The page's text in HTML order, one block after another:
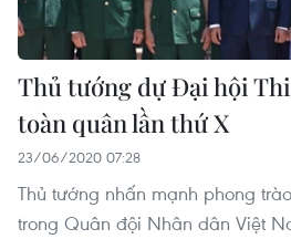
Thủ tướng dự Đại hội
toàn quân lần thứ X
23/06/2020 07:28
Thủ tướng nhấn mạnh phong
trong Quân đội Nhân dân Việt